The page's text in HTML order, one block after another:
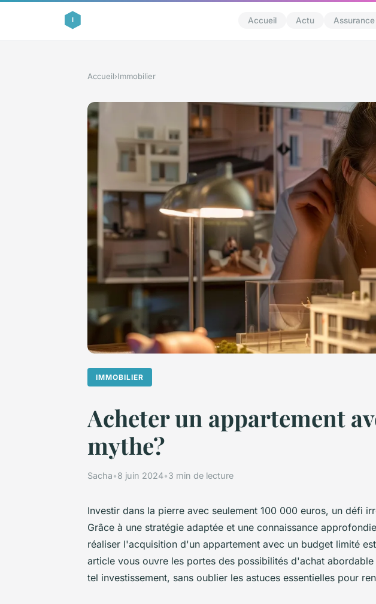
Accueil Actu Assurance
Accueil›Immobilier
IMMOBILIER
Acheter un appartement
mythe?
Sacha•8 juin 2024•3 min de lecture
Investir dans la pierre avec seulement 100 000 euros, un défi
Grâce à une stratégie adaptée et une connaissance
réaliser l'acquisition d'un appartement avec un budget limité
article vous ouvre les portes des possibilités d'achat
tel investissement, sans oublier les astuces essentielles pour